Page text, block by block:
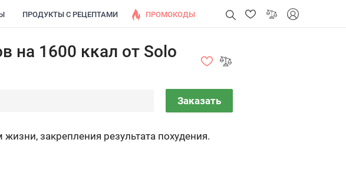
ПРОДУКТЫ С РЕЦЕПТАМИ ПРОМОКОДЫ
на 1600 ккал от Solo
Заказать
закрепления результата похудения.